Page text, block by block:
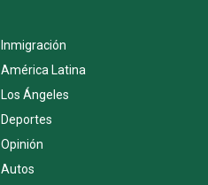
Inmigración
América Latina
Los Ángeles
Deportes
Opinión
Autos